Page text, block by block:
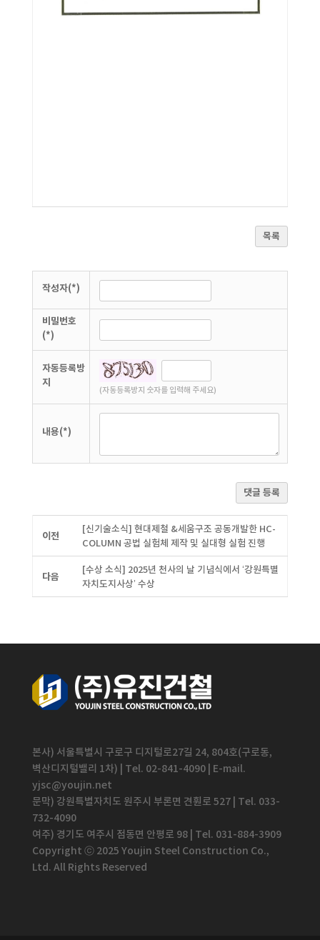
목록
작성자(*)
비밀번호
(*)
자동등록방
지
(자동등록방지 숫자를 입력해 주세요)
내용(*)
댓글 등록
이전
[신기술소식] 현대제철 &세움구조 공동개발한 HC-
COLUMN 공법 실험체 제작 및 실대형 실험 진행
다음
[수상 소식] 2025년 천사의 날 기념식에서 ‘강원특별
자치도지사상’ 수상
본사) 서울특별시 구로구 디지털로27길 24, 804호(구로동,
벽산디지털밸리 1차) | Tel. 02-841-4090 | E-mail.
yjsc@youjin.net
문막) 강원특별자치도 원주시 부론면 견훤로 527 | Tel. 033-
732-4090
여주) 경기도 여주시 점동면 안평로 98 | Tel. 031-884-3909
Copyright ⓒ 2025 Youjin Steel Construction Co.,
Ltd. All Rights Reserved